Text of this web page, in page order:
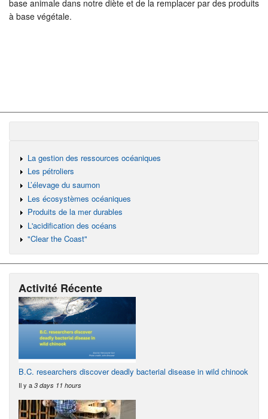
base animale dans notre diète et de la remplacer par des produits
à base végétale.
La gestion des ressources océaniques
Les pétroliers
L’élevage du saumon
Les écosystèmes océaniques
Produits de la mer durables
L'acidification des océans
"Clear the Coast"
Activité Récente
B.C. researchers discover deadly bacterial disease in wild chinook
Il y a 3 days 11 hours